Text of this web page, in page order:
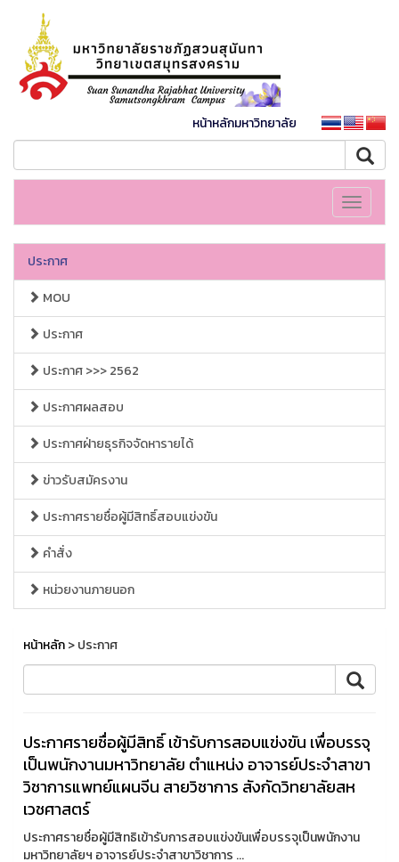
หน้าหลักมหาวิทยาลัย
Toggle
ประกาศ
MOU
ประกาศ
ประกาศ >>> 2562
ประกาศผลสอบ
ประกาศฝ่ายธุรกิจจัดหารายได้
ข่าวรับสมัครงาน
ประกาศรายชื่อผู้มีสิทธิ์สอบแข่งขัน
คำสั่ง
หน่วยงานภายนอก
หน้าหลัก> ประกาศ
ประกาศรายชื่อผู้มีสิทธิ์ เข้ารับการสอบแข่งขัน เพื่อบรรจุ
เป็นพนักงานมหาวิทยาลัย ตำแหน่ง อาจารย์ประจำสาขา
วิชาการแพทย์แผนจีน สายวิชาการ สังกัดวิทยาลัยสห
เวชศาสตร์
ประกาศรายชื่อผู้มีสิทธิเข้ารับการสอบแข่งขันเพื่อบรรจุเป็นพนักงาน
มหาวิทยาลัยฯ อาจารย์ประจำสาขาวิชาการ ...